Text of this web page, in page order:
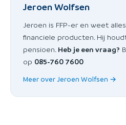
Jeroen Wolfsen
Jeroen is FFP-er en weet
financiele producten. Hij
pensioen. Heb je een vraag?
op 085-760 7600
Meer over Jeroen Wolfsen →